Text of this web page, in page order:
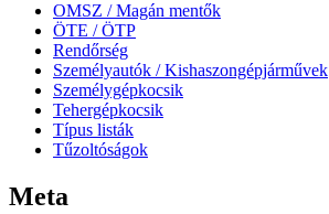
OMSZ / Magán mentők
ÖTE / ÖTP
Rendőrség
Személyautók / Kishaszongépjárművek
Személygépkocsik
Tehergépkocsik
Típus listák
Tűzoltóságok
Meta